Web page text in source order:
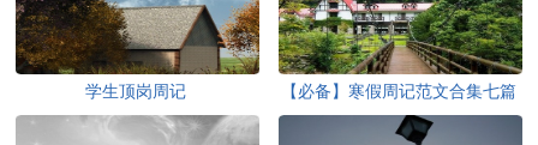
学生顶岗周记 【必备】寒假周记范文合集七篇